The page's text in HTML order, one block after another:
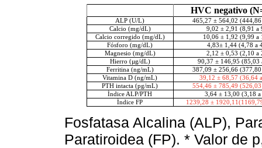
HVC negativo
ALP (U/L)
465,27 ± 564,02
Calcio (mg/dL)
9,02 ± 2,91 (8,91 a
Calcio corregido (mg/dL)
10,06 ± 1,92 (9,99 a
Fósforo (mg/dL)
4,83± 1,44 (4,78 a
Magnesio (mg/dL)
2,12 ± 0,53 (2,10 a
Hierro (µg/dL)
90,37 ± 146,95 (85,03
Ferritina (ng/mL)
387,09 ± 256,66
Vitamina D (ng/mL)
39,12 ± 68,57 (36,64
PTH intacta (pg/mL)
554,46 ± 785,49
Índice ALP/PTH
3,64 ± 13,00 (3,18 a
Índice FP
1239,28 ±
Fosfatasa Alcalina (ALP),
Paratiroidea (FP). * Valor de